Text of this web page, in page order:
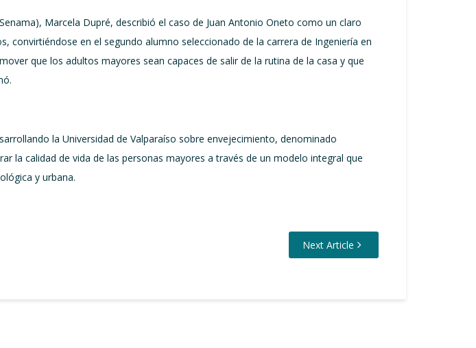
Marcela Dupré, describió el caso de Juan Antonio Oneto como un claro
en el segundo alumno seleccionado de la carrera de Ingeniería en
que los adultos mayores sean capaces de salir de la rutina de la casa y que
la Universidad de Valparaíso sobre envejecimiento, denominado
la calidad de vida de las personas mayores a través de un modelo integral que
y urbana.
Next Article